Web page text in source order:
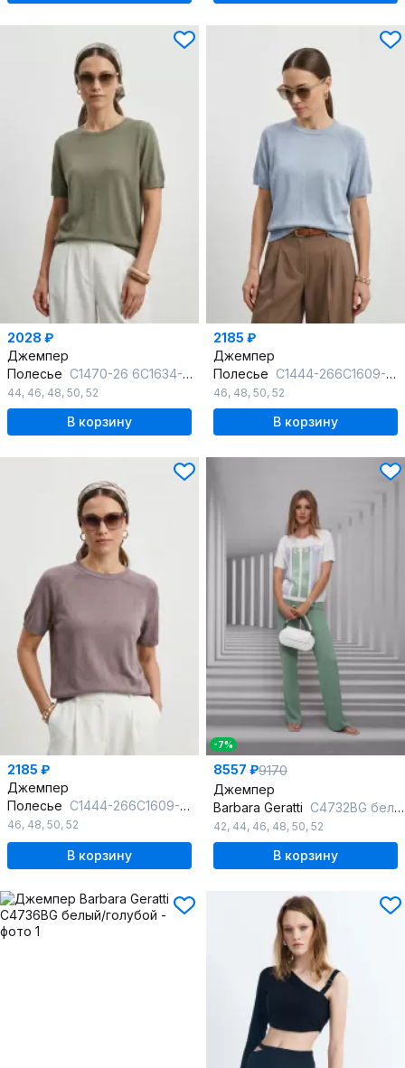
2028 ₽
Джемпер
Полесье С1470-26 6С1634-Д43 170,176 грифельно-зеленый
44, 46, 48, 50, 52
В корзину
2185 ₽
Джемпер
Полесье С1444-266С1609-Д43 158,164 голубая дымка
46, 48, 50, 52
В корзину
2185 ₽
Джемпер
Полесье С1444-266С1609-Д43 158,164 утренняя сирень
46, 48, 50, 52
В корзину
-7%
8557 ₽9170
Джемпер
Barbara Geratti С4732BG белый/полынь
42, 44, 46, 48, 50, 52
В корзину